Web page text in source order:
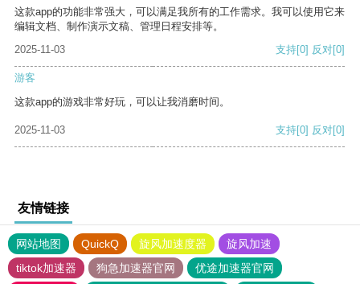
这款app的功能非常强大，可以满足我所有的工作需求。我可以使用它来
编辑文档、制作演示文稿、管理日程安排等。
2025-11-03
支持[0] 反对[0]
游客
这款app的游戏非常好玩，可以让我消磨时间。
2025-11-03 支持[0] 反对[0]
友情链接
网站地图 QuickQ 旋风加速度器
旋风加速
tiktok加速器
狗急加速器官网 优途加速器官网